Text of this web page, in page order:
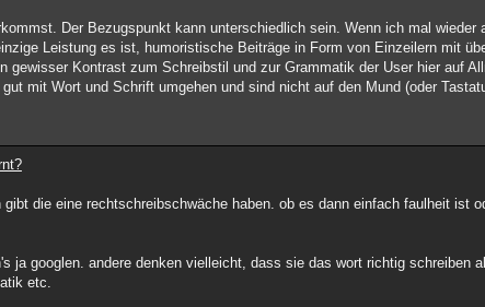
Der Bezugspunkt kann unterschiedlich sein. Wenn ich mal wieder
Leistung es ist, humoristische Beiträge in Form von Einzeilern mit
gewisser Kontrast zum Schreibstil und zur Grammatik der User hier auf
mit Wort und Schrift umgehen und sind nicht auf den Mund (oder
die eine rechtschreibschwäche haben. ob es dann einfach faulheit ist
ja googlen. andere denken vielleicht, dass sie das wort richtig schreiben
etc.